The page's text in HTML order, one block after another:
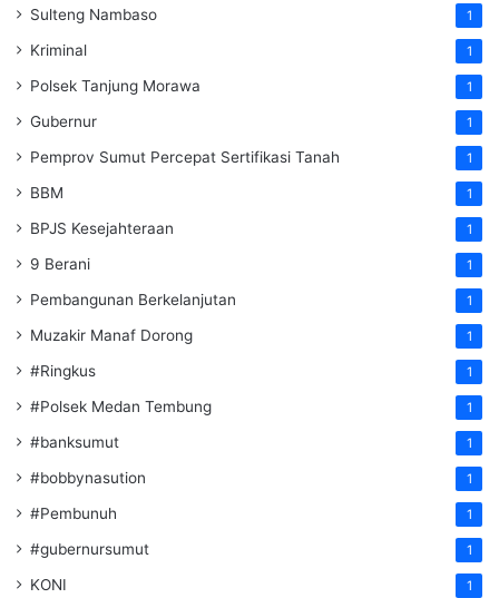
Sulteng Nambaso 1
Kriminal 1
Polsek Tanjung Morawa 1
Gubernur 1
Pemprov Sumut Percepat Sertifikasi Tanah 1
BBM 1
BPJS Kesejahteraan 1
9 Berani 1
Pembangunan Berkelanjutan 1
Muzakir Manaf Dorong 1
#Ringkus 1
#Polsek Medan Tembung 1
#banksumut 1
#bobbynasution 1
#Pembunuh 1
#gubernursumut 1
KONI 1